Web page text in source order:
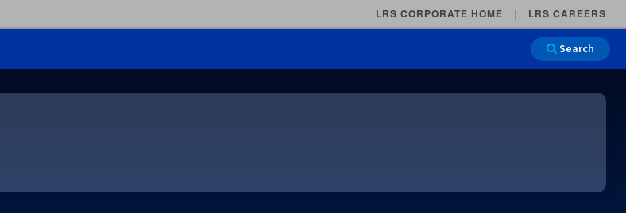
LRS CORPORATE HOME LRS CAREERS
Search